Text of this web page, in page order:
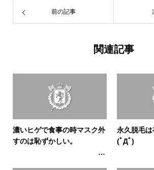
前の記事
関連記事
濃いヒゲで食事の時マスク外
すのは恥ずかしい。
永久脱毛
(ﾟДﾟ)